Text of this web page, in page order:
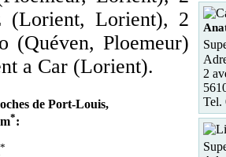
(Lorient, Lorient), 2
(Quéven, Ploemeur)
a Car (Lorient).
de Port-Louis,
*:
*
2
Tel.